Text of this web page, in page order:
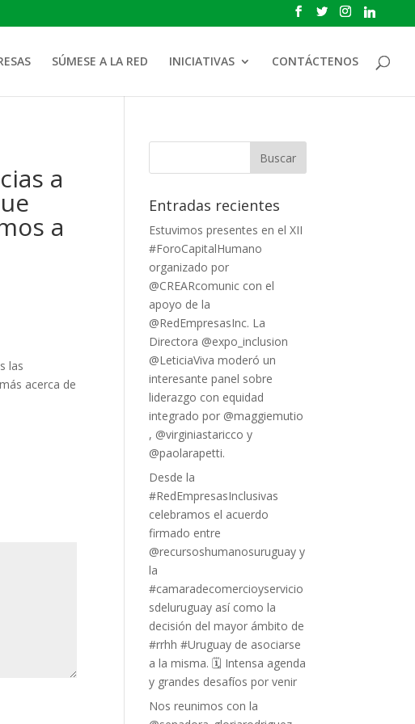
SÚMESE A LA RED INICIATIVAS CONTÁCTENOS
a
a
Entradas recientes
Estuvimos presentes en el XII
#ForoCapitalHumano
organizado por
@CREARcomunic con el
apoyo de la
@RedEmpresasInc. La
Directora @expo_inclusion
@LeticiaViva moderó un
interesante panel sobre
liderazgo con equidad
integrado por @maggiemutio
, @virginiastaricco y
@paolarapetti.
Desde la
#RedEmpresasInclusivas
celebramos el acuerdo
firmado entre
@recursoshumanosuruguay y
la
#camaradecomercioyservicio
sdeluruguay así como la
decisión del mayor ámbito de
#rrhh #Uruguay de asociarse
a la misma. 🗓 Intensa agenda
y grandes desafíos por venir
Nos reunimos con la